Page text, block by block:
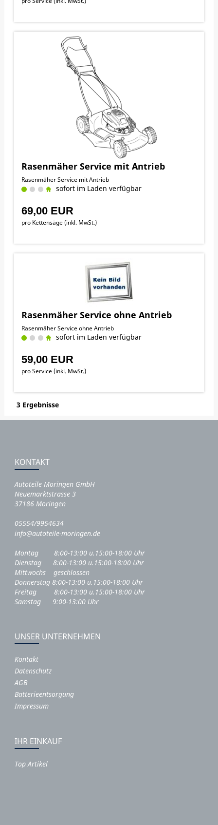
Rasenmäher Service mit Antrieb
Rasenmäher Service mit Antrieb
sofort im Laden verfügbar
69,00 EUR
pro Kettensäge (inkl. MwSt.)
Rasenmäher Service ohne Antrieb
Rasenmäher Service ohne Antrieb
sofort im Laden verfügbar
59,00 EUR
pro Service (inkl. MwSt.)
3 Ergebnisse
KONTAKT
Autoteile Moringen GmbH
Neuemarktstrasse 3
37186 Moringen
05554/9954634
info@autoteile-moringen.de
Montag 8:00-13:00 u.15:00-18:00 Uhr
Dienstag 8:00-13:00 u.15:00-18:00 Uhr
Mittwochs geschlossen
Donnerstag 8:00-13:00 u.15:00-18:00 Uhr
Freitag 8:00-13:00 u.15:00-18:00 Uhr
Samstag 9:00-13:00 Uhr
UNSER UNTERNEHMEN
Kontakt
Datenschutz
AGB
Batterieentsorgung
Impressum
IHR EINKAUF
Top Artikel